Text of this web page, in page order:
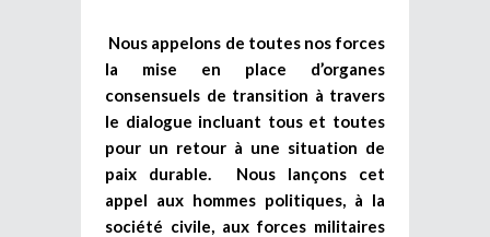
Nous appelons de toutes nos forces
la mise en place d’organes
consensuels de transition à travers
le dialogue incluant tous et toutes
pour un retour à une situation de
paix durable. Nous lançons cet
appel aux hommes politiques, à la
société civile, aux forces militaires